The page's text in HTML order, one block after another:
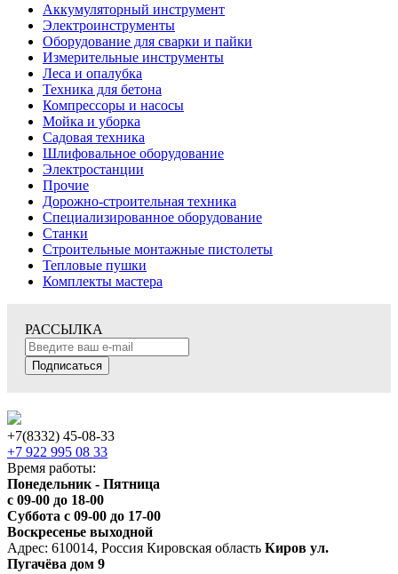
Аккумуляторный инструмент
Электроинструменты
Оборудование для сварки и пайки
Измерительные инструменты
Леса и опалубка
Техника для бетона
Компрессоры и насосы
Мойка и уборка
Садовая техника
Шлифовальное оборудование
Электростанции
Прочие
Дорожно-строительная техника
Специализированное оборудование
Станки
Строительные монтажные пистолеты
Тепловые пушки
Комплекты мастера
РАССЫЛКА
Подписаться
+7(8332) 45-08-33
+7 922 995 08 33
Время работы:
Понедельник - Пятница
с 09-00 до 18-00
Суббота с 09-00 до 17-00
Воскресенье выходной
Адрес: 610014, Россия Кировская область Киров ул.
Пугачёва дом 9